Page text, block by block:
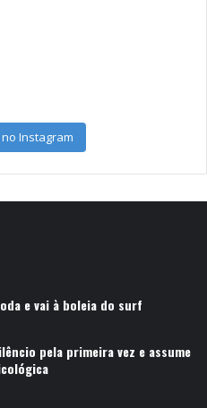
Instagram
e vai à boleia do surf
pela primeira vez e assume